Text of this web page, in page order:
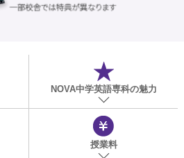
NOVA中学英語専科の魅力
授業料